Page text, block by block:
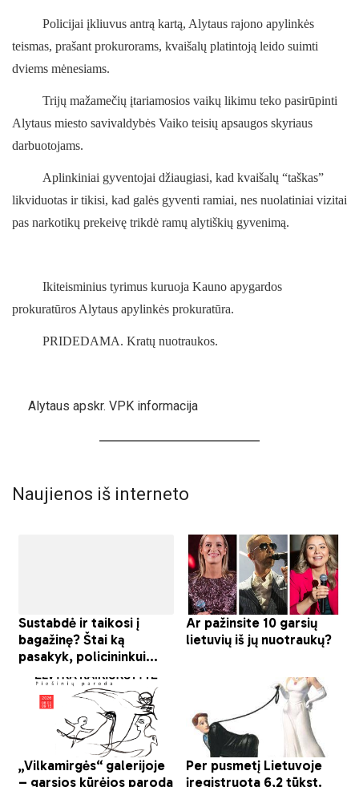
Policijai įkliuvus antrą kartą, Alytaus rajono apylinkės
teismas, prašant prokurorams, kvaišalų platintoją leido suimti
dviems mėnesiams.
Trijų mažamečių įtariamosios vaikų likimu teko pasirūpinti
Alytaus miesto savivaldybės Vaiko teisių apsaugos skyriaus
darbuotojams.
Aplinkiniai gyventojai džiaugiasi, kad kvaišalų “taškas”
likviduotas ir tikisi, kad galės gyventi ramiai, nes nuolatiniai vizitai
pas narkotikų prekeivę trikdė ramų alytiškių gyvenimą.
Ikiteisminius tyrimus kuruoja Kauno apygardos
prokuratūros Alytaus apylinkės prokuratūra.
PRIDEDAMA. Kratų nuotraukos.
Alytaus apskr. VPK informacija
Naujienos iš interneto